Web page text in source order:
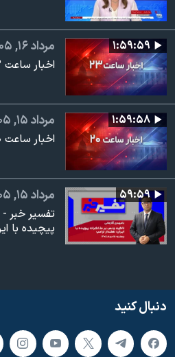
۱:۵۹:۵۹ مرداد ۱۶, ۱۴۰۵
اخبار ساعت ۲۳
۱:۵۹:۵۸ مرداد ۱۵, ۱۴۰۵
اخبار ساعت ۲۰
۵۹:۵۹ مرداد ۱۵, ۱۴۰۵
تفسیر خبر
پیچیده با
دنبال کنید